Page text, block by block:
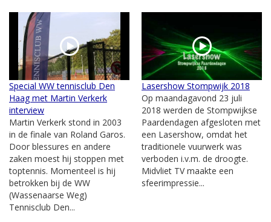
Special WW tennisclub Den
Haag met Martin Verkerk
interview
Martin Verkerk stond in 2003
in de finale van Roland Garos.
Door blessures en andere
zaken moest hij stoppen met
toptennis. Momenteel is hij
betrokken bij de WW
(Wassenaarse Weg)
Tennisclub Den...
Lasershow Stompwijk 2018
Op maandagavond 23 juli
2018 werden de Stompwijkse
Paardendagen afgesloten met
een Lasershow, omdat het
traditionele vuurwerk was
verboden i.v.m. de droogte.
Midvliet TV maakte een
sfeerimpressie...